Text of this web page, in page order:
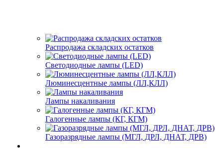
Распродажа складских остатков
Светодиодные лампы (LED)
Люминесцентные лампы (ЛЛ,КЛЛ)
Лампы накаливания
Галогенные лампы (КГ, КГМ)
Газоразрядные лампы (МГЛ, ДРЛ, ДНАТ, ДРВ)